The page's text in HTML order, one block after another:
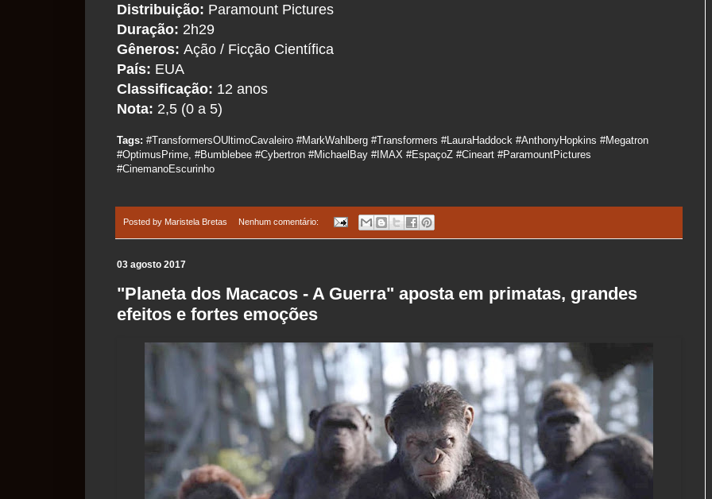
Distribuição: Paramount Pictures
Duração: 2h29
Gêneros: Ação / Ficção Científica
País: EUA
Classificação: 12 anos
Nota: 2,5 (0 a 5)
Tags: #TransformersOUltimoCavaleiro #MarkWahlberg #Transformers #LauraHaddock #AnthonyHopkins #Megatron
#OptimusPrime, #Bumblebee #Cybertron #MichaelBay #IMAX #EspaçoZ #Cineart #ParamountPictures
#CinemanoEscurinho
Posted by Maristela Bretas Nenhum comentário:
03 agosto 2017
"Planeta dos Macacos - A Guerra" aposta em primatas, grandes
efeitos e fortes emoções